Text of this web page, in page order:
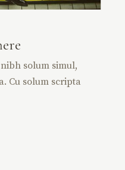
solum simul,
Cu solum scripta